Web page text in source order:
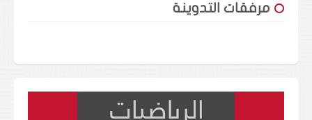
مرفقات التدوينة